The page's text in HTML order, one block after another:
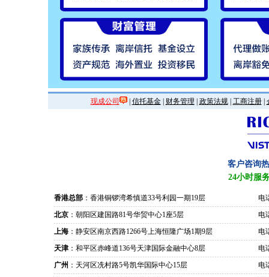
现成公司 | 信托基金| 财务管理 政策法规| 工商注册|
客户咨询
24小时服
香港总部 ：香港铜锣湾希慎道33号利园一期19层
电
北京 ：朝阳区建国路81号华贸中心1座5层
电
上海 ：静安区南京西路1266号上海恒隆广场1期9层
电
天津 ：和平区赤峰道136号天津国际金融中心8层
电
广州 ：天河区冼村路5号凯华国际中心15层
电